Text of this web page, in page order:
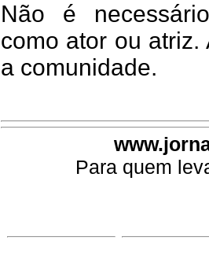
Não é
como ator ou
a comunidade.
Para quem